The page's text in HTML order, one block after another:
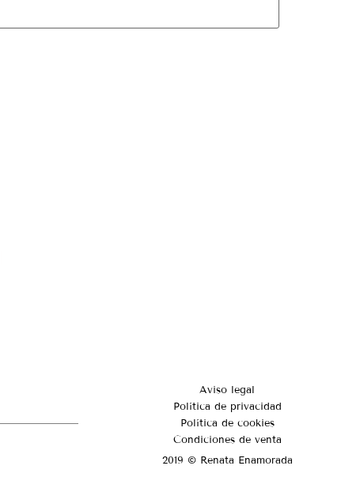
Aviso legal
Política de privacidad
Política de cookies
Condiciones de venta
2019 © Renata Enamorada